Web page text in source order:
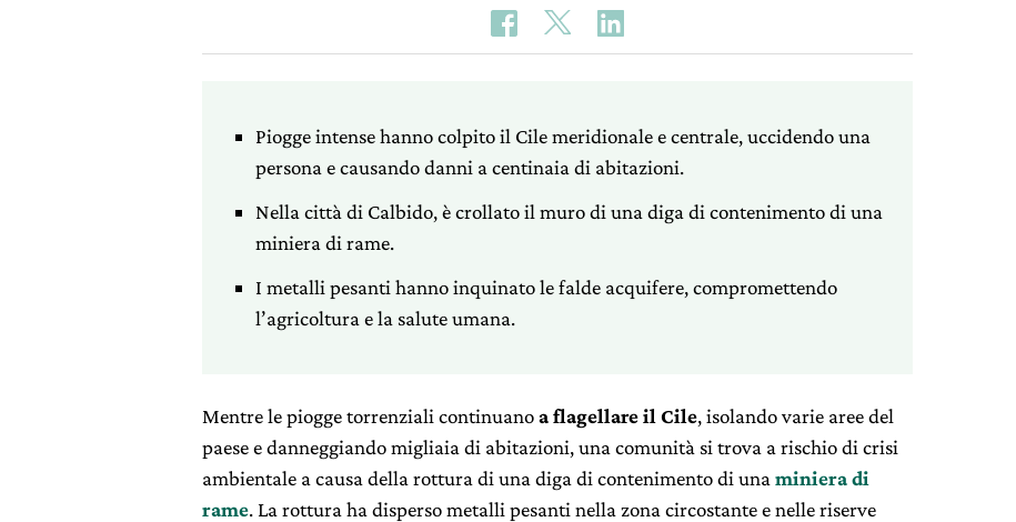
Piogge intense hanno colpito il Cile meridionale e centrale, uccidendo una
persona e causando danni a centinaia di abitazioni.
Nella città di Calbido, è crollato il muro di una diga di contenimento di una
miniera di rame.
I metalli pesanti hanno inquinato le falde acquifere, compromettendo
l’agricoltura e la salute umana.
Mentre le piogge torrenziali continuanoa flagellare il Cile, isolando varie aree del
paese e danneggiando migliaia di abitazioni, una comunità si trova a rischio di crisi
ambientale a causa della rottura di una diga di contenimento di una miniera di
rame. La rottura ha disperso metalli pesanti nella zona circostante e nelle riserve